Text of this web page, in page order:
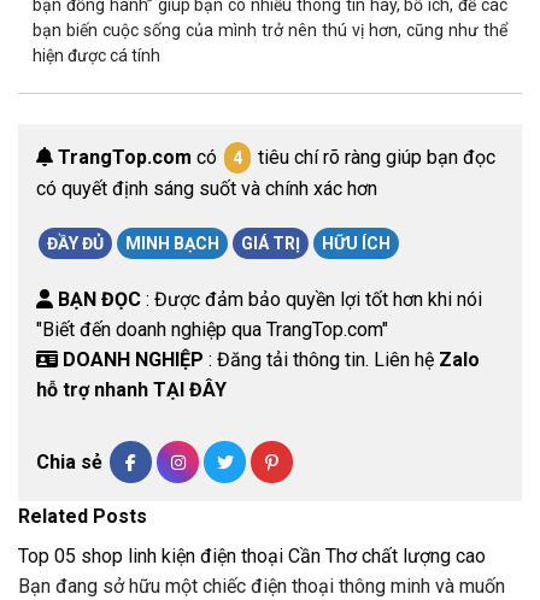
bạn đồng hành” giúp bạn có nhiều thông tin hay, bổ ích, để các
bạn biến cuộc sống của mình trở nên thú vị hơn, cũng như thể
hiện được cá tính
TrangTop.com có 4
tiêu chí rõ ràng giúp bạn đọc
có quyết định sáng suốt và chính xác hơn
ĐẦY ĐỦ MINH BẠCH GIÁ TRỊ HỮU ÍCH
BẠN ĐỌC : Được đảm bảo quyền lợi tốt hơn khi nói
"Biết đến doanh nghiệp qua TrangTop.com"
DOANH NGHIỆP : Đăng tải thông tin. Liên hệ Zalo
hỗ trợ nhanh TẠI ĐÂY
Chia sẻ
Related Posts
Top 05 shop linh kiện điện thoại Cần Thơ chất lượng cao
Bạn đang sở hữu một chiếc điện thoại thông minh và muốn